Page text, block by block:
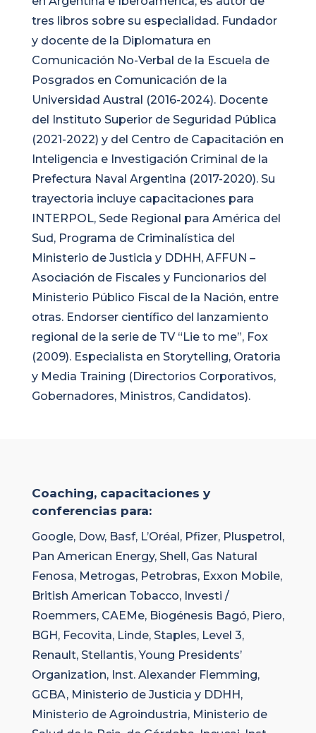
tres libros sobre su especialidad. Fundador
y docente de la Diplomatura en
Comunicación No-Verbal de la Escuela de
Posgrados en Comunicación de la
Universidad Austral (2016-2024). Docente
del Instituto Superior de Seguridad Pública
(2021-2022) y del Centro de Capacitación en
Inteligencia e Investigación Criminal de la
Prefectura Naval Argentina (2017-2020). Su
trayectoria incluye capacitaciones para
INTERPOL, Sede Regional para América del
Sud, Programa de Criminalística del
Ministerio de Justicia y DDHH, AFFUN –
Asociación de Fiscales y Funcionarios del
Ministerio Público Fiscal de la Nación, entre
otras. Endorser científico del lanzamiento
regional de la serie de TV “Lie to me”, Fox
(2009). Especialista en Storytelling, Oratoria
y Media Training (Directorios Corporativos,
Gobernadores, Ministros, Candidatos).
Coaching, capacitaciones y
conferencias para:
Google, Dow, Basf, L’Oréal, Pfizer, Pluspetrol,
Pan American Energy, Shell, Gas Natural
Fenosa, Metrogas, Petrobras, Exxon Mobile,
British American Tobacco, Investi /
Roemmers, CAEMe, Biogénesis Bagó, Piero,
BGH, Fecovita, Linde, Staples, Level 3,
Renault, Stellantis, Young Presidents’
Organization, Inst. Alexander Flemming,
GCBA, Ministerio de Justicia y DDHH,
Ministerio de Agroindustria, Ministerio de